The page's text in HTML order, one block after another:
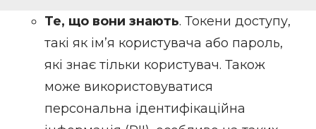
Те, що вони знають. Токени доступу,
такі як ім’я користувача або пароль,
які знає тільки користувач. Також
може використовуватися
персональна ідентифікаційна